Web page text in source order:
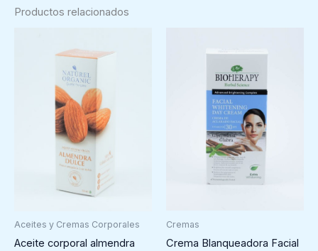
Productos relacionados
Aceites y Cremas Corporales
Aceite corporal almendra
Cremas
Crema Blanqueadora Facial